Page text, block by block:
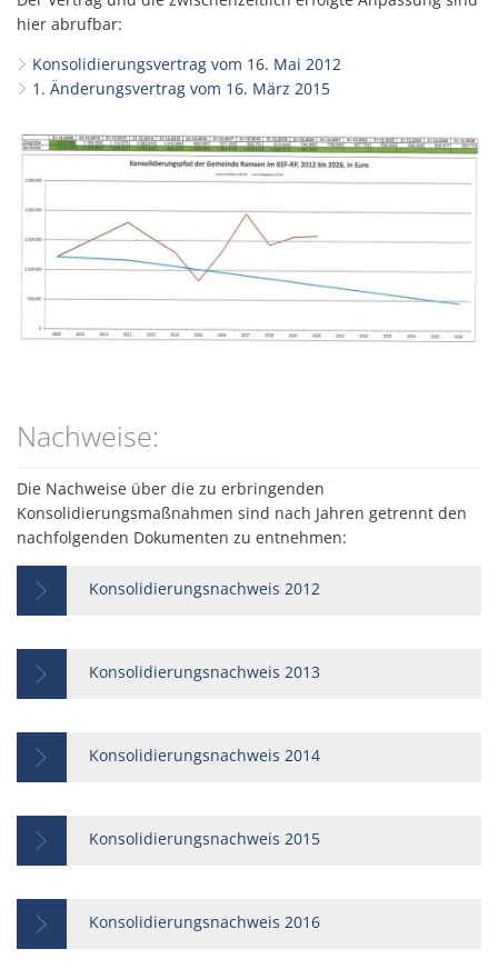
hier abrufbar:
Konsolidierungsvertrag vom 16. Mai 2012
1. Änderungsvertrag vom 16. März 2015
Nachweise:
Die Nachweise über die zu erbringenden
Konsolidierungsmaßnahmen sind nach Jahren getrennt den
nachfolgenden Dokumenten zu entnehmen:
Konsolidierungsnachweis 2012
Konsolidierungsnachweis 2013
Konsolidierungsnachweis 2014
Konsolidierungsnachweis 2015
Konsolidierungsnachweis 2016